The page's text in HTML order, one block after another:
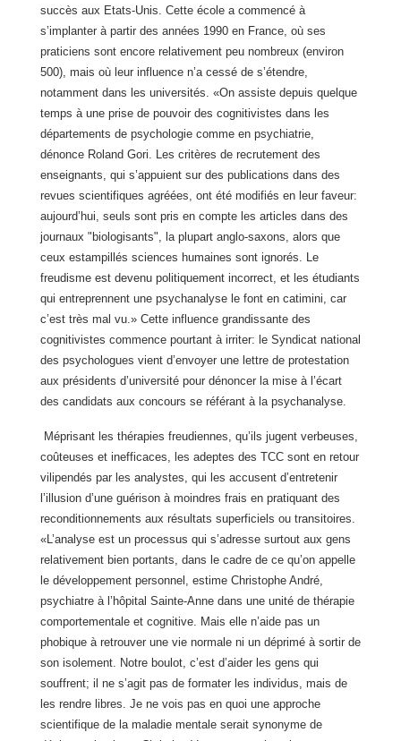
succès aux Etats-Unis. Cette école a commencé à
s’implanter à partir des années 1990 en France, où ses
praticiens sont encore relativement peu nombreux (environ
500), mais où leur influence n’a cessé de s’étendre,
notamment dans les universités. «On assiste depuis quelque
temps à une prise de pouvoir des cognitivistes dans les
départements de psychologie comme en psychiatrie,
dénonce Roland Gori. Les critères de recrutement des
enseignants, qui s’appuient sur des publications dans des
revues scientifiques agréées, ont été modifiés en leur faveur:
aujourd’hui, seuls sont pris en compte les articles dans des
journaux "biologisants", la plupart anglo-saxons, alors que
ceux estampillés sciences humaines sont ignorés. Le
freudisme est devenu politiquement incorrect, et les étudiants
qui entreprennent une psychanalyse le font en catimini, car
c’est très mal vu.» Cette influence grandissante des
cognitivistes commence pourtant à irriter: le Syndicat national
des psychologues vient d’envoyer une lettre de protestation
aux présidents d’université pour dénoncer la mise à l’écart
des candidats aux concours se référant à la psychanalyse.
Méprisant les thérapies freudiennes, qu’ils jugent verbeuses,
coûteuses et inefficaces, les adeptes des TCC sont en retour
vilipendés par les analystes, qui les accusent d’entretenir
l’illusion d’une guérison à moindres frais en pratiquant des
reconditionnements aux résultats superficiels ou transitoires.
«L’analyse est un processus qui s’adresse surtout aux gens
relativement bien portants, dans le cadre de ce qu’on appelle
le développement personnel, estime Christophe André,
psychiatre à l’hôpital Sainte-Anne dans une unité de thérapie
comportementale et cognitive. Mais elle n’aide pas un
phobique à retrouver une vie normale ni un déprimé à sortir de
son isolement. Notre boulot, c’est d’aider les gens qui
souffrent; il ne s’agit pas de formater les individus, mais de
les rendre libres. Je ne vois pas en quoi une approche
scientifique de la maladie mentale serait synonyme de